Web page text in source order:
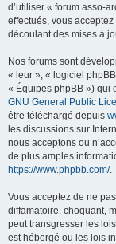
d’utiliser « forum.asso-
effectués, vous
découlant des mises à
Nos forums sont
« leur », « logiciel
« Équipes phpBB ») qui
GNU General Public
être téléchargé depuis
les discussions sur
nous acceptons ou
de plus amples
https://www.phpbb.com/.
Vous acceptez de ne
diffamatoire, choquant,
peut transgresser les
est hébergé ou les lois